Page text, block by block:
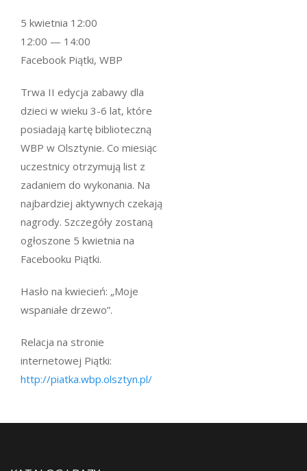
Trwa II edycja zabawy dla
dzieci w wieku 3-6 lat, które
posiadają kartę biblioteczną
WBP w Olsztynie. Co miesiąc
uczestnicy otrzymują list z
zadaniem do wykonania. Na
najbardziej aktywnych czekają
nagrody. Szczegóły zostaną
ogłoszone 5 kwietnia na
Facebooku Piątki.
Hasło na kwiecień: „Moje
wspaniałe drzewo”.
Relacja na stronie
internetowej Piątki:
http://piatka.wbp.olsztyn.pl/
5 kwietnia 12:00
12:00 — 14:00
Facebook Piątki, WBP